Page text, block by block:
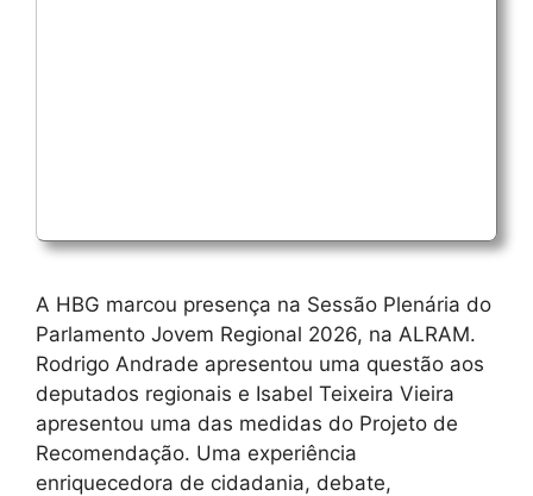
A HBG marcou presença na Sessão Plenária do
Parlamento Jovem Regional 2026, na ALRAM.
Rodrigo Andrade apresentou uma questão aos
deputados regionais e Isabel Teixeira Vieira
apresentou uma das medidas do Projeto de
Recomendação. Uma experiência
enriquecedora de cidadania, debate,